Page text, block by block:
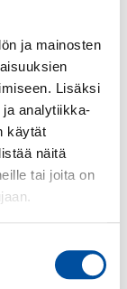
ja mainosten
Lisäksi
analytiikka-
käytät
näitä
tai joita on